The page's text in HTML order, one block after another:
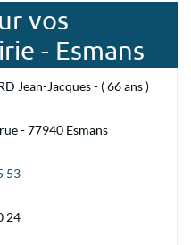
vos
- Esmans
Jean-Jacques - ( 66 ans )
- 77940 Esmans
53
24